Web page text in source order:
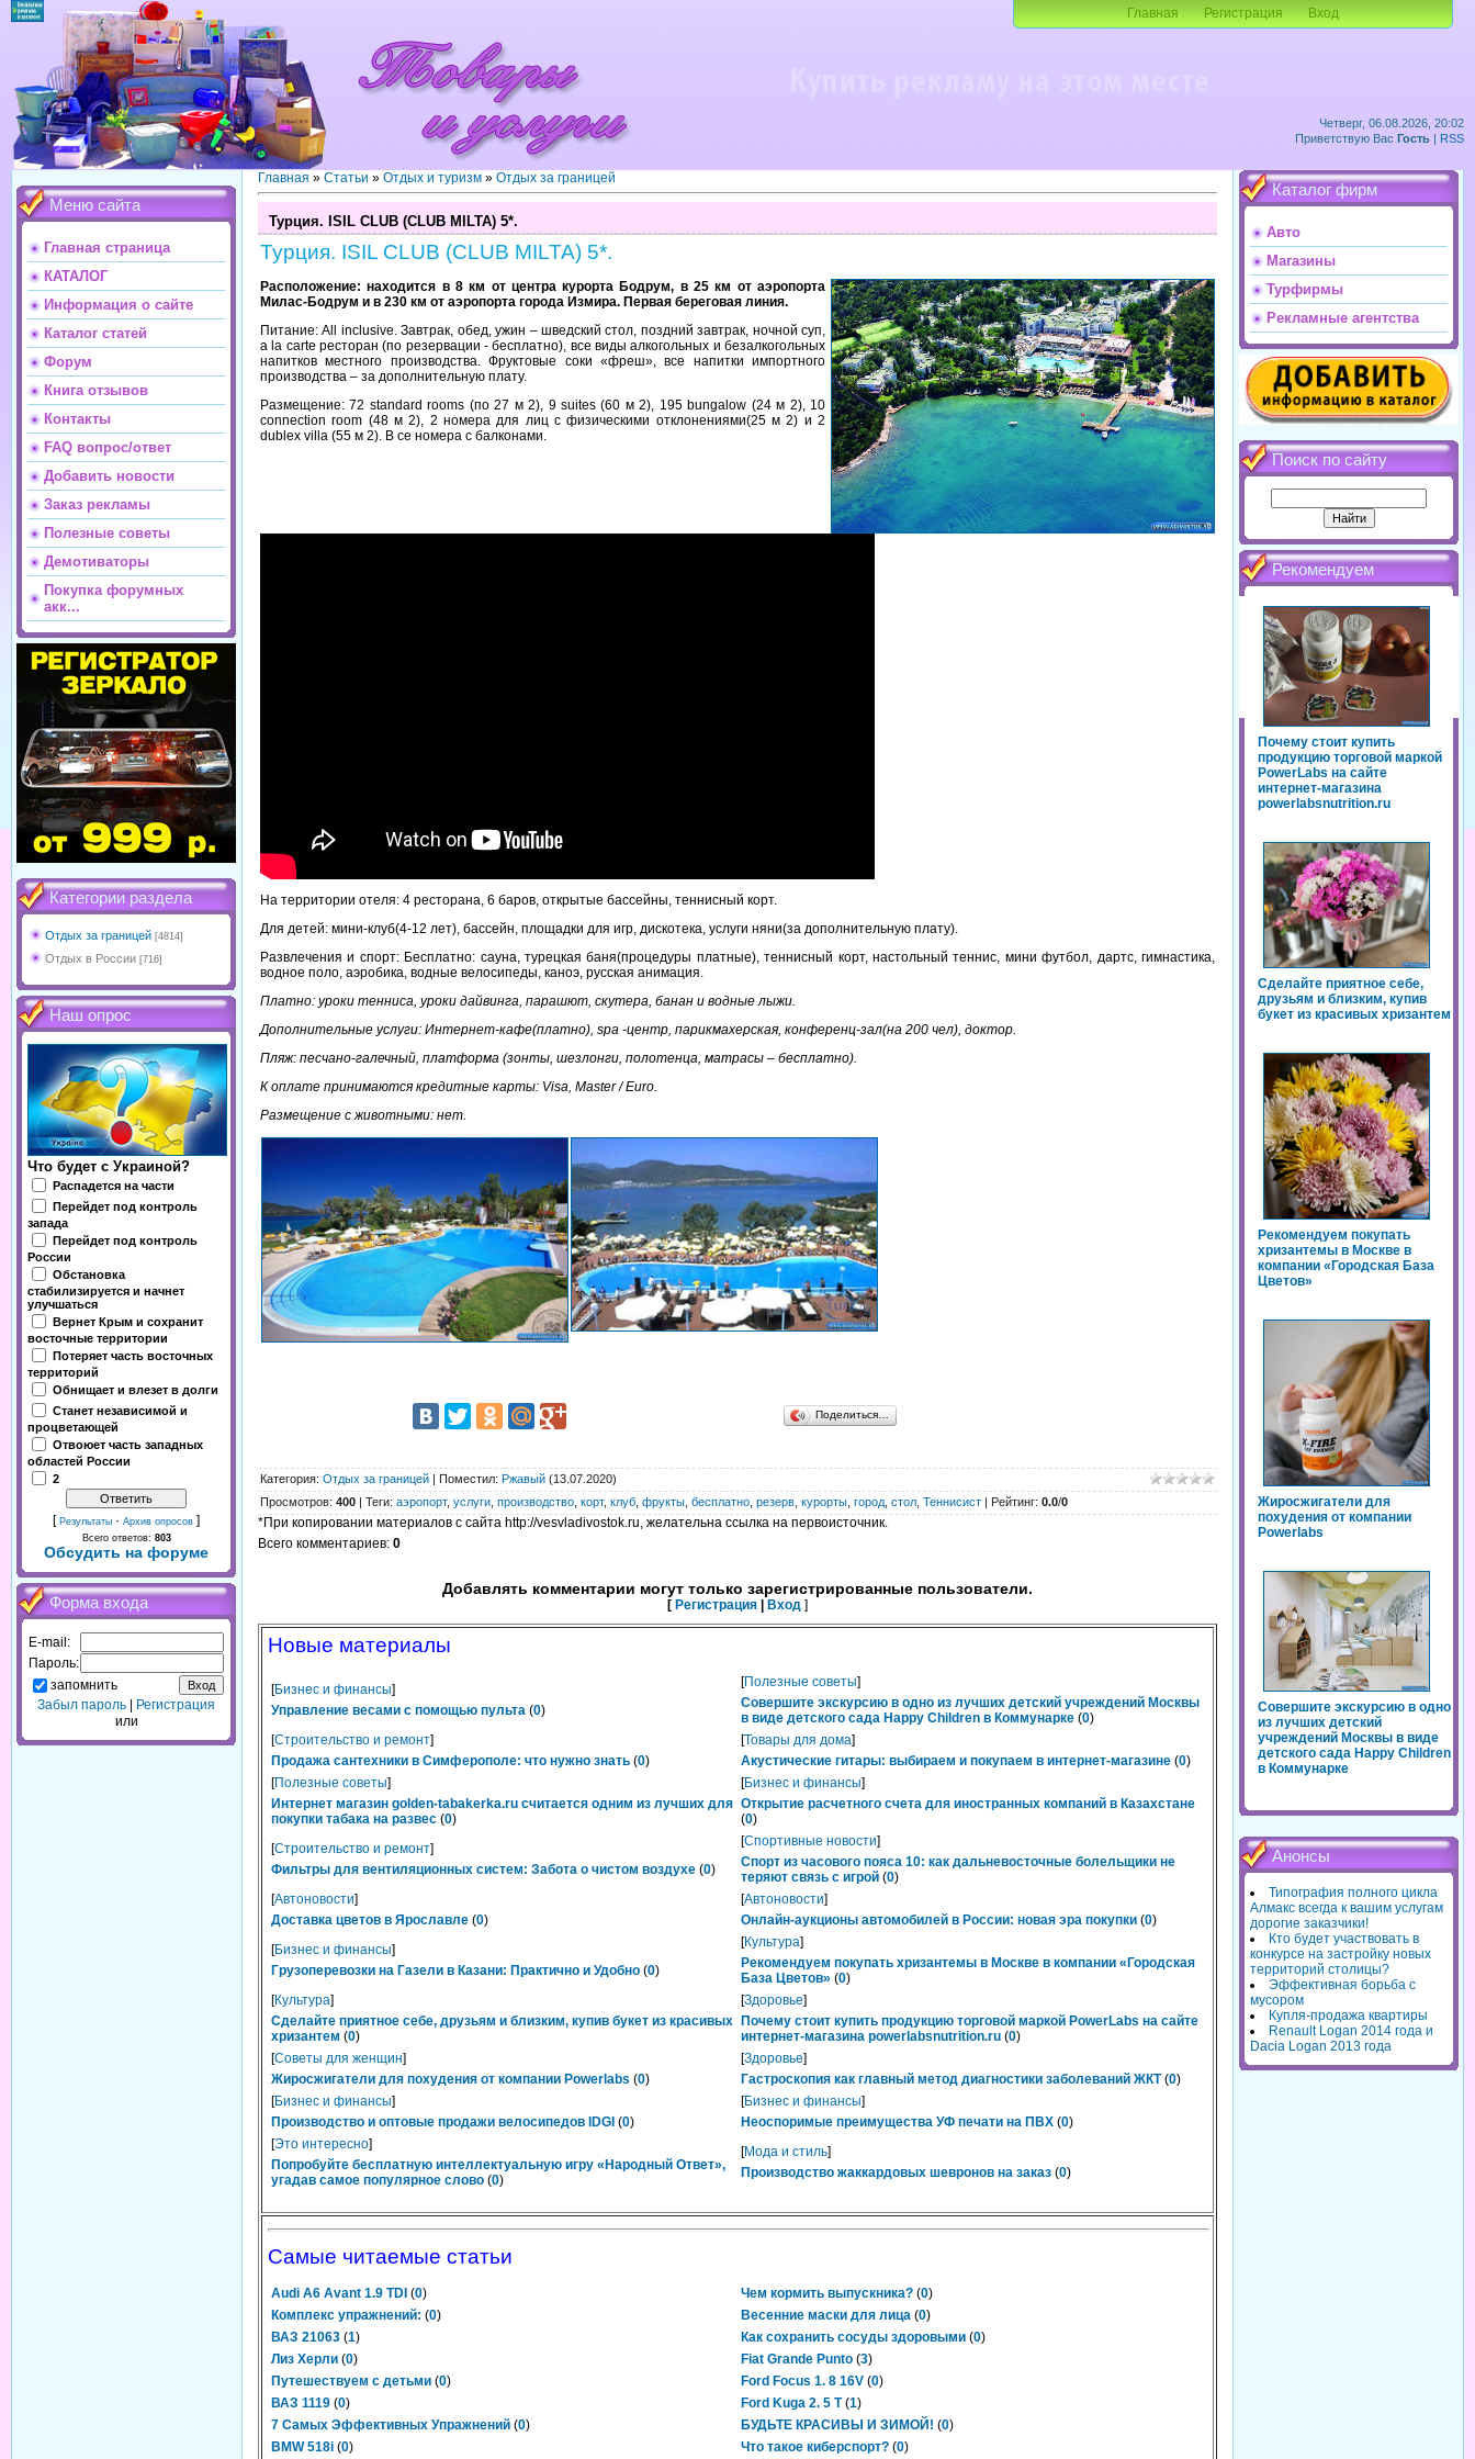
Четверг, 06.08.2026, 20:02
Приветствую Вас Гость | RSS
Главная Регистрация Вход
Меню сайта
Главная страница
КАТАЛОГ
Информация о сайте
Каталог статей
Форум
Книга отзывов
Контакты
FAQ вопрос/ответ
Добавить новости
Заказ рекламы
Полезные советы
Демотиваторы
Покупка форумных
акк...
Категории раздела
Отдых за границей [4814]
Отдых в России [716]
Наш опрос
Что будет с Украиной?
Распадется на части
Перейдет под контроль
запада
Перейдет под контроль
России
Обстановка
стабилизируется и начнет
улучшаться
Вернет Крым и сохранит
восточные территории
Потеряет часть восточных
территорий
Обнищает и влезет в долги
Станет независимой и
процветающей
Отвоюет часть западных
областей России
2
[ Результаты · Архив опросов ]
Всего ответов: 803
Обсудить на форуме
Форма входа
E-mail:
Пароль:
запомнить
Забыл пароль
Регистрация
или
Главная » Статьи » Отдых и туризм » Отдых за границей
Турция. ISIL CLUB (CLUB MILTA) 5*.
Турция. ISIL CLUB (CLUB MILTA) 5*.
Расположение: находится в 8 км от центра курорта Бодрум, в 25 км от аэропорта
Милас-Бодрум и в 230 км от аэропорта города Измира. Первая береговая линия.
Питание: All inclusive. Завтрак, обед, ужин – шведский стол, поздний завтрак, ночной суп,
a la carte ресторан (по резервации - бесплатно), все виды алкогольных и безалкогольных
напитков местного производства. Фруктовые соки «фреш», все напитки импортного
производства – за дополнительную плату.
Размещение: 72 standard rooms (по 27 м 2), 9 suites (60 м 2), 195 bungalow (24 м 2), 10
connection room (48 м 2), 2 номера для лиц с физическими отклонениями(25 м 2) и 2
dublex villa (55 м 2). В се номера с балконами.
На территории отеля: 4 ресторана, 6 баров, открытые бассейны, теннисный корт.
Для детей: мини-клуб(4-12 лет), бассейн, площадки для игр, дискотека, услуги няни(за дополнительную плату).
Развлечения и спорт: Бесплатно: сауна, турецкая баня(процедуры платные), теннисный корт, настольный теннис, мини футбол, дартс, гимнастика,
водное поло, аэробика, водные велосипеды, каноэ, русская анимация.
Платно: уроки тенниса, уроки дайвинга, парашют, скутера, банан и водные лыжи.
Дополнительные услуги: Интернет-кафе(платно), spa -центр, парикмахерская, конференц-зал(на 200 чел), доктор.
Пляж: песчано-галечный, платформа (зонты, шезлонги, полотенца, матрасы – бесплатно).
К оплате принимаются кредитные карты: Visa, Master / Euro.
Размещение с животными: нет.
Поделиться…
Категория: Отдых за границей | Поместил: Ржавый (13.07.2020)
Просмотров: 400 | Теги: аэропорт, услуги производство корт, клуб фрукты бесплатно резерв курорты город стол Теннисист | Рейтинг: 0.0/0
*При копировании материалов с сайта http://vesvladivostok.ru, желательна ссылка на первоисточник.
Всего комментариев: 0
Добавлять комментарии могут только зарегистрированные пользователи.
[ Регистрация Вход ]
Новые материалы
[Бизнес и финансы]
Управление весами с помощью пульта (0)
[Полезные советы]
Совершите экскурсию в одно из лучших детский учреждений Москвы
в виде детского сада Happy Children в Коммунарке (0)
[Строительство и ремонт]
Продажа сантехники в Симферополе: что нужно знать (0)
[Товары для дома]
Акустические гитары: выбираем и покупаем в интернет-магазине (0)
[Полезные советы]
Интернет магазин golden-tabakerka.ru считается одним из лучших для
покупки табака на развес (0)
[Бизнес и финансы]
Открытие расчетного счета для иностранных компаний в Казахстане
(0)
[Строительство и ремонт]
Фильтры для вентиляционных систем: Забота о чистом воздухе (0)
[Спортивные новости]
Спорт из часового пояса 10: как дальневосточные болельщики не
теряют связь с игрой (0)
[Автоновости]
Доставка цветов в Ярославле (0)
[Автоновости]
Онлайн-аукционы автомобилей в России: новая эра покупки (0)
[Бизнес и финансы]
Грузоперевозки на Газели в Казани: Практично и Удобно (0)
[Культура]
Рекомендуем покупать хризантемы в Москве в компании «Городская
База Цветов» (0)
[Культура]
Сделайте приятное себе, друзьям и близким, купив букет из красивых
хризантем (0)
[Здоровье]
Почему стоит купить продукцию торговой маркой PowerLabs на сайте
интернет-магазина powerlabsnutrition.ru (0)
[Советы для женщин]
Жиросжигатели для похудения от компании Powerlabs (0)
[Здоровье]
Гастроскопия как главный метод диагностики заболеваний ЖКТ (0)
[Бизнес и финансы]
Производство и оптовые продажи велосипедов IDGI (0)
[Бизнес и финансы]
Неоспоримые преимущества УФ печати на ПВХ (0)
[Это интересно]
Попробуйте бесплатную интеллектуальную игру «Народный Ответ»,
угадав самое популярное слово (0)
[Мода и стиль]
Производство жаккардовых шевронов на заказ (0)
Самые читаемые статьи
Audi A6 Avant 1.9 TDI (0) Чем кормить выпускника? (0)
Комплекс упражнений: (0) Весенние маски для лица (0)
ВАЗ 21063 (1) Как сохранить сосуды здоровыми (0)
Лиз Херли (0) Fiat Grande Punto (3)
Путешествуем с детьми (0) Ford Focus 1. 8 16V (0)
ВАЗ 1119 (0) Ford Kuga 2. 5 T (1)
7 Самых Эффективных Упражнений (0) БУДЬТЕ КРАСИВЫ И ЗИМОЙ! (0)
BMW 518i (0) Что такое киберспорт? (0)
Каталог фирм
Авто
Магазины
Турфирмы
Рекламные агентства
Поиск по сайту
Рекомендуем
Почему стоит купить
продукцию торговой маркой
PowerLabs на сайте
интернет-магазина
powerlabsnutrition.ru
Сделайте приятное себе,
друзьям и близким, купив
букет из красивых хризантем
Рекомендуем покупать
хризантемы в Москве в
компании «Городская База
Цветов»
Жиросжигатели для
похудения от компании
Powerlabs
Совершите экскурсию в одно
из лучших детский
учреждений Москвы в виде
детского сада Happy Children
в Коммунарке
Анонсы
Типография полного цикла
Алмакс всегда к вашим услугам
дорогие заказчики!
Кто будет участвовать в
конкурсе на застройку новых
территорий столицы?
Эффективная борьба с
мусором
Купля-продажа квартиры
Renault Logan 2014 года и
Dacia Logan 2013 года